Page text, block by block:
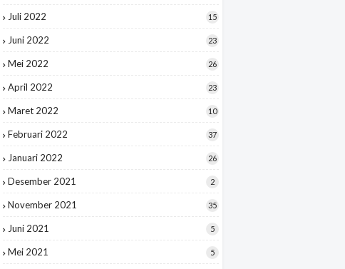
Juli 2022 15
Juni 2022 23
Mei 2022 26
April 2022 23
Maret 2022 10
Februari 2022 37
Januari 2022 26
Desember 2021 2
November 2021 35
Juni 2021 5
Mei 2021 5